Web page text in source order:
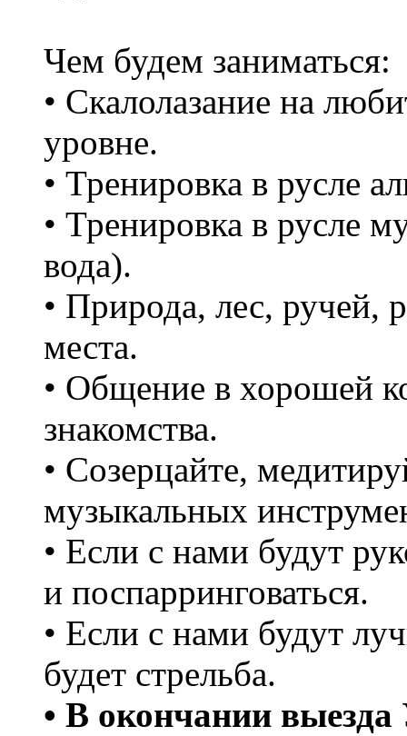
Чем будем заниматься:
• Скалолазание на
уровне.
• Тренировка в русле
• Тренировка в русле
вода).
• Природа, лес, ручей,
места.
• Общение в хорошей
знакомства.
• Созерцайте,
музыкальных
• Если с нами будут
и поспарринговаться.
• Если с нами будут
будет стрельба.
• В окончании